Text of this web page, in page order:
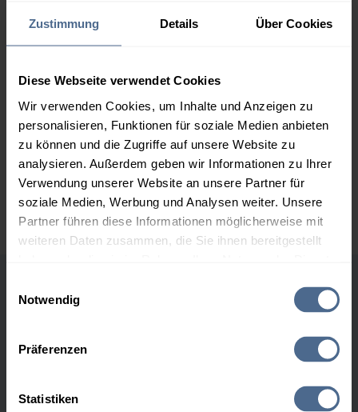
Zustimmung Details Über Cookies
Diese Webseite verwendet Cookies
Wir verwenden Cookies, um Inhalte und Anzeigen zu
personalisieren, Funktionen für soziale Medien anbieten
zu können und die Zugriffe auf unsere Website zu
analysieren. Außerdem geben wir Informationen zu Ihrer
Verwendung unserer Website an unsere Partner für
soziale Medien, Werbung und Analysen weiter. Unsere
Partner führen diese Informationen möglicherweise mit
weiteren Daten zusammen, die Sie ihnen bereitgestellt
Notwendig
Präferenzen
Statistiken
153,40 €
5.000 Liter
152,41 €
152,41 €
Preise für Heizöl in Standardqualität nach Ö-Norm C 1109 in € / 100
Liter inkl. MwSt. und Lieferung bei einer Lieferstelle.
Höchst- und Tiefststände der